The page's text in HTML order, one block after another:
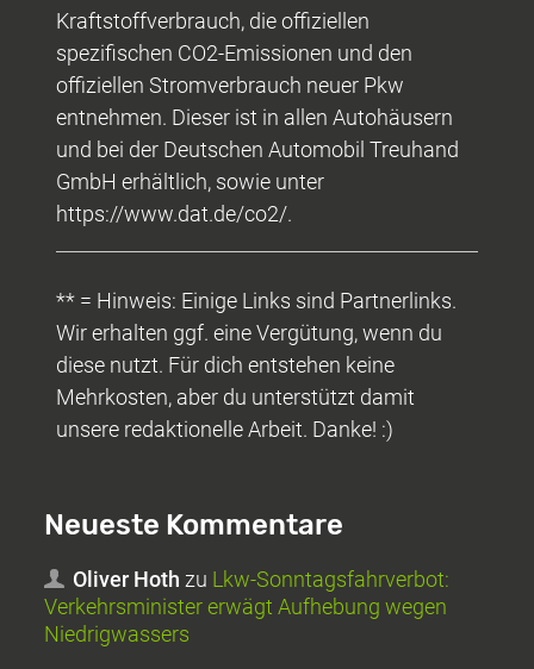
Kraftstoffverbrauch, die offiziellen
spezifischen CO2-Emissionen und den
offiziellen Stromverbrauch neuer Pkw
entnehmen. Dieser ist in allen Autohäusern
und bei der Deutschen Automobil Treuhand
GmbH erhältlich, sowie unter
https://www.dat.de/co2/.
** = Hinweis: Einige Links sind Partnerlinks.
Wir erhalten ggf. eine Vergütung, wenn du
diese nutzt. Für dich entstehen keine
Mehrkosten, aber du unterstützt damit
unsere redaktionelle Arbeit. Danke! :)
Neueste Kommentare
Oliver Hoth zu Lkw-Sonntagsfahrverbot:
Verkehrsminister erwägt Aufhebung wegen
Niedrigwassers